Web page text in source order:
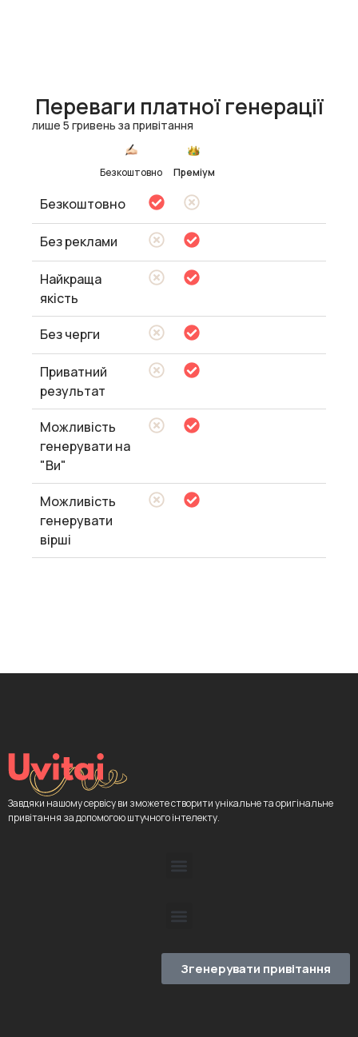
Переваги платної генерації
лише 5 гривень за привітання
Безкоштовно Преміум
Безкоштовно
Без реклами
Найкраща
якість
Без черги
Приватний
результат
Можливість
генерувати на
"Ви"
Можливість
генерувати
вірші
Завдяки нашому сервісу ви зможете створити унікальне та оригінальне
привітання за допомогою штучного інтелекту.
Згенерувати привітання